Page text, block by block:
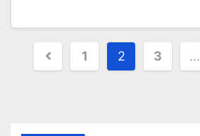
投
1 2 3 …